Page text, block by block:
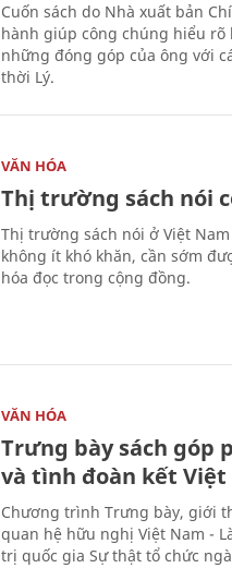
Cuốn sách do Nhà xuất bản
hành giúp công chúng hiểu rõ
những đóng góp của ông với
thời Lý.
VĂN HÓA
Thị trường sách nói
Thị trường sách nói ở Việt
không ít khó khăn, cần sớm
hóa đọc trong cộng đồng.
VĂN HÓA
Trưng bày sách góp
và tình đoàn kết Việt
Chương trình Trưng bày, giới
quan hệ hữu nghị Việt Nam -
trị quốc gia Sự thật tổ chức